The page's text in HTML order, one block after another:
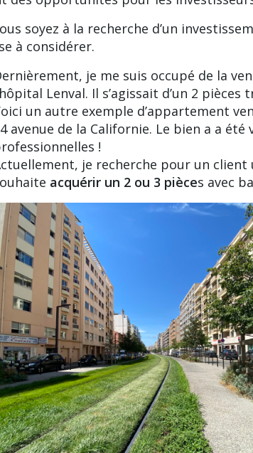
soyez à la recherche d’un
à considérer.
je me suis occupé de la
Lenval. Il s’agissait d’un 2
un autre exemple d’appartement
avenue de la Californie. Le bien a a
!
je recherche pour un client
acquérir un 2 ou 3 pièces avec